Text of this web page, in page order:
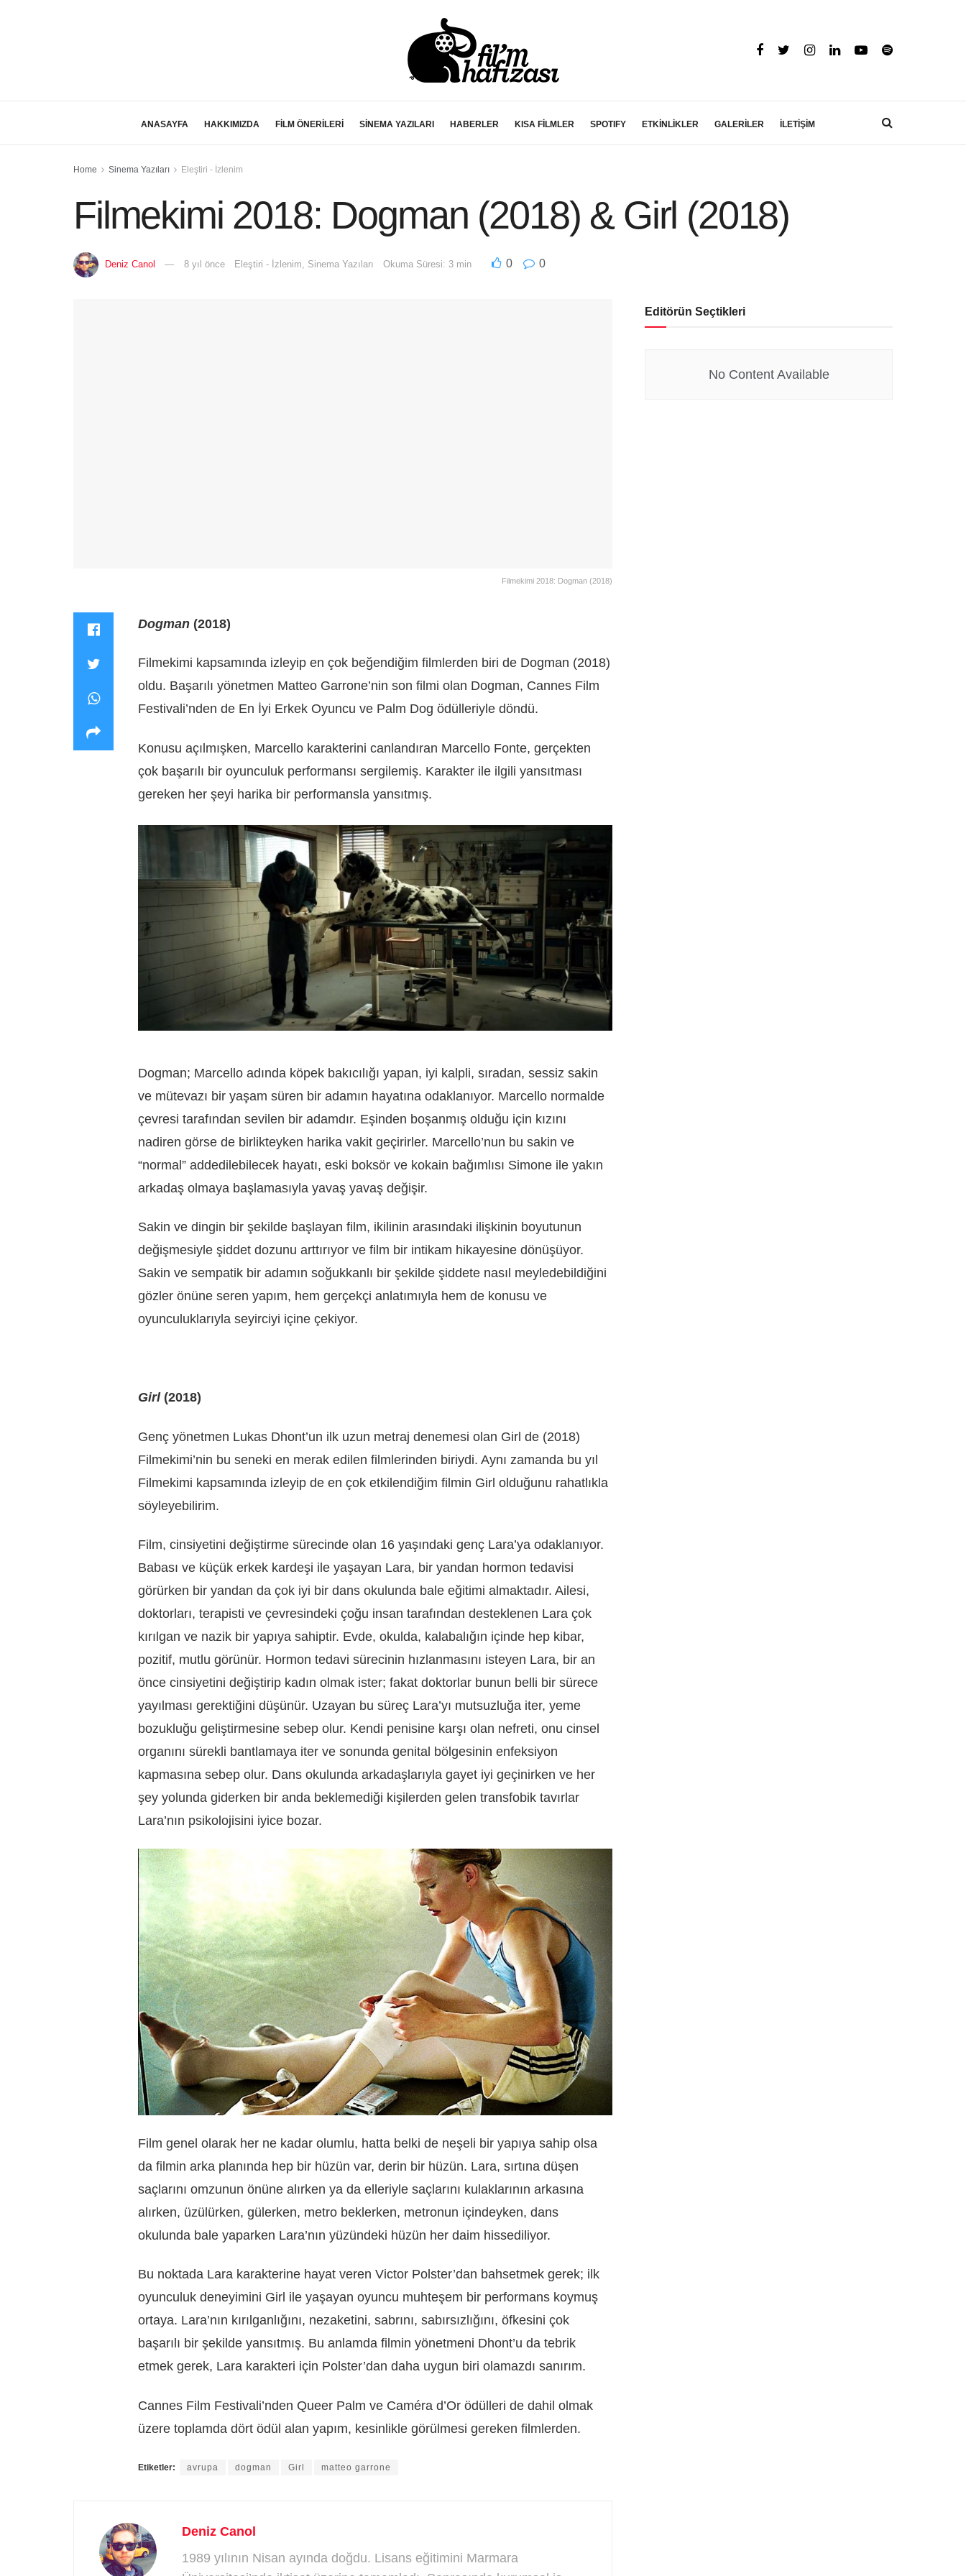
ANASAYFA HAKKIMIZDA FİLM ÖNERİLERİ SİNEMA YAZILARI HABERLER KISA FİLMLER SPOTIFY ETKİNLİKLER GALERİLER İLETİŞİM
Home Sinema Yazıları Eleştiri - İzlenim
Filmekimi 2018: Dogman (2018) & Girl (2018)
Deniz Canol 8 yıl önce Eleştiri - İzlenim Sinema Yazıları Okuma Süresi: 3 min 0 0
Filmekimi 2018: Dogman (2018)
Dogman (2018)
Filmekimi kapsamında izleyip en çok beğendiğim filmlerden biri de Dogman (2018)
oldu. Başarılı yönetmen Matteo Garrone’nin son filmi olan Dogman, Cannes Film
Festivali’nden de En İyi Erkek Oyuncu ve Palm Dog ödülleriyle döndü.
Konusu açılmışken, Marcello karakterini canlandıran Marcello Fonte, gerçekten
çok başarılı bir oyunculuk performansı sergilemiş. Karakter ile ilgili yansıtması
gereken her şeyi harika bir performansla yansıtmış.
Dogman; Marcello adında köpek bakıcılığı yapan, iyi kalpli, sıradan, sessiz sakin
ve mütevazı bir yaşam süren bir adamın hayatına odaklanıyor. Marcello normalde
çevresi tarafından sevilen bir adamdır. Eşinden boşanmış olduğu için kızını
nadiren görse de birlikteyken harika vakit geçirirler. Marcello’nun bu sakin ve
“normal” addedilebilecek hayatı, eski boksör ve kokain bağımlısı Simone ile yakın
arkadaş olmaya başlamasıyla yavaş yavaş değişir.
Sakin ve dingin bir şekilde başlayan film, ikilinin arasındaki ilişkinin boyutunun
değişmesiyle şiddet dozunu arttırıyor ve film bir intikam hikayesine dönüşüyor.
Sakin ve sempatik bir adamın soğukkanlı bir şekilde şiddete nasıl meyledebildiğini
gözler önüne seren yapım, hem gerçekçi anlatımıyla hem de konusu ve
oyunculuklarıyla seyirciyi içine çekiyor.
Girl(2018)
Genç yönetmen Lukas Dhont’un ilk uzun metraj denemesi olan Girl de (2018)
Filmekimi’nin bu seneki en merak edilen filmlerinden biriydi. Aynı zamanda bu yıl
Filmekimi kapsamında izleyip de en çok etkilendiğim filmin Girl olduğunu rahatlıkla
söyleyebilirim.
Film, cinsiyetini değiştirme sürecinde olan 16 yaşındaki genç Lara’ya odaklanıyor.
Babası ve küçük erkek kardeşi ile yaşayan Lara, bir yandan hormon tedavisi
görürken bir yandan da çok iyi bir dans okulunda bale eğitimi almaktadır. Ailesi,
doktorları, terapisti ve çevresindeki çoğu insan tarafından desteklenen Lara çok
kırılgan ve nazik bir yapıya sahiptir. Evde, okulda, kalabalığın içinde hep kibar,
pozitif, mutlu görünür. Hormon tedavi sürecinin hızlanmasını isteyen Lara, bir an
önce cinsiyetini değiştirip kadın olmak ister; fakat doktorlar bunun belli bir sürece
yayılması gerektiğini düşünür. Uzayan bu süreç Lara’yı mutsuzluğa iter, yeme
bozukluğu geliştirmesine sebep olur. Kendi penisine karşı olan nefreti, onu cinsel
organını sürekli bantlamaya iter ve sonunda genital bölgesinin enfeksiyon
kapmasına sebep olur. Dans okulunda arkadaşlarıyla gayet iyi geçinirken ve her
şey yolunda giderken bir anda beklemediği kişilerden gelen transfobik tavırlar
Lara’nın psikolojisini iyice bozar.
Film genel olarak her ne kadar olumlu, hatta belki de neşeli bir yapıya sahip olsa
da filmin arka planında hep bir hüzün var, derin bir hüzün. Lara, sırtına düşen
saçlarını omzunun önüne alırken ya da elleriyle saçlarını kulaklarının arkasına
alırken, üzülürken, gülerken, metro beklerken, metronun içindeyken, dans
okulunda bale yaparken Lara’nın yüzündeki hüzün her daim hissediliyor.
Bu noktada Lara karakterine hayat veren Victor Polster’dan bahsetmek gerek; ilk
oyunculuk deneyimini Girl ile yaşayan oyuncu muhteşem bir performans koymuş
ortaya. Lara’nın kırılganlığını, nezaketini, sabrını, sabırsızlığını, öfkesini çok
başarılı bir şekilde yansıtmış. Bu anlamda filmin yönetmeni Dhont’u da tebrik
etmek gerek, Lara karakteri için Polster’dan daha uygun biri olamazdı sanırım.
Cannes Film Festivali’nden Queer Palm ve Caméra d’Or ödülleri de dahil olmak
üzere toplamda dört ödül alan yapım, kesinlikle görülmesi gereken filmlerden.
Etiketler: avrupa dogman Girl matteo garrone
Deniz Canol
1989 yılının Nisan ayında doğdu. Lisans eğitimini Marmara
Editörün Seçtikleri
No Content Available